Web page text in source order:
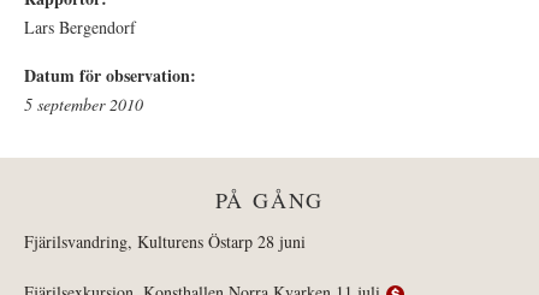
Lars Bergendorf
Datum för observation:
5 september 2010
PÅ GÅNG
Fjärilsvandring, Kulturens Östarp 28 juni